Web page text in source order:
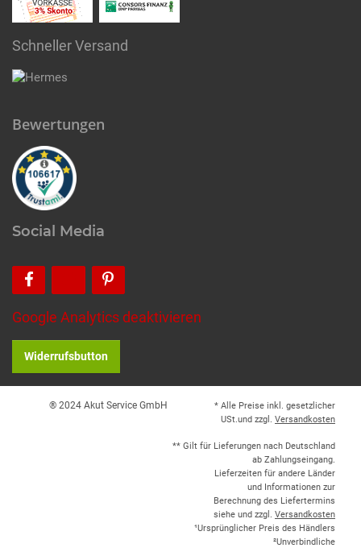
Schneller Versand
Bewertungen
Social Media
Google Analytics deaktivieren
Widerrufsbutton
® 2024 Akut Service GmbH
* Alle Preise inkl. gesetzlicher
USt.und zzgl. Versandkosten
** Gilt für Lieferungen nach Deutschland
ab Zahlungseingang.
Lieferzeiten für andere Länder
und Informationen zur
Berechnung des Liefertermins
siehe und zzgl. Versandkosten
¹Ursprünglicher Preis des Händlers
²Unverbindliche